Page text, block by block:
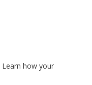
Learn how your